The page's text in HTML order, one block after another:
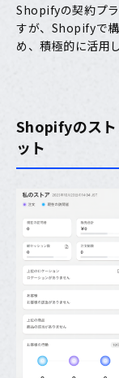
Shopifyの契約プ
すが、Shopifyで
め、積極的に活用
Shopifyのスト
ット